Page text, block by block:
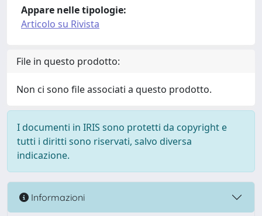
Appare nelle tipologie:
Articolo su Rivista
File in questo prodotto:
Non ci sono file associati a questo prodotto.
I documenti in IRIS sono protetti da copyright e
tutti i diritti sono riservati, salvo diversa
indicazione.
Informazioni